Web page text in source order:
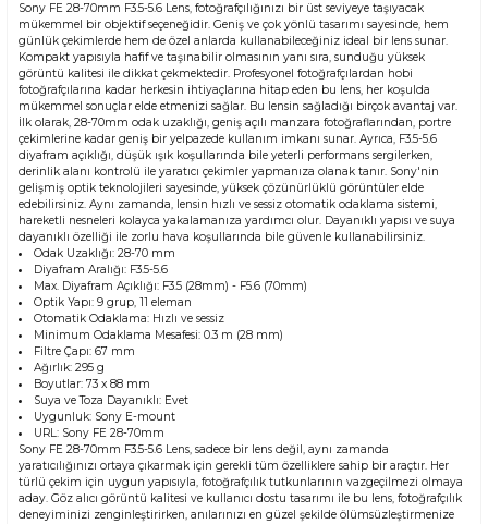
Sony FE 28-70mm F3.5-5.6 Lens, fotoğrafçılığınızı bir üst seviyeye taşıyacak
mükemmel bir objektif seçeneğidir. Geniş ve çok yönlü tasarımı sayesinde, hem
günlük çekimlerde hem de özel anlarda kullanabileceğiniz ideal bir lens sunar.
Kompakt yapısıyla hafif ve taşınabilir olmasının yanı sıra, sunduğu yüksek
görüntü kalitesi ile dikkat çekmektedir. Profesyonel fotoğrafçılardan hobi
fotoğrafçılarına kadar herkesin ihtiyaçlarına hitap eden bu lens, her koşulda
mükemmel sonuçlar elde etmenizi sağlar. Bu lensin sağladığı birçok avantaj var.
İlk olarak, 28-70mm odak uzaklığı, geniş açılı manzara fotoğraflarından, portre
çekimlerine kadar geniş bir yelpazede kullanım imkanı sunar. Ayrıca, F3.5-5.6
diyafram açıklığı, düşük ışık koşullarında bile yeterli performans sergilerken,
derinlik alanı kontrolü ile yaratıcı çekimler yapmanıza olanak tanır. Sony'nin
gelişmiş optik teknolojileri sayesinde, yüksek çözünürlüklü görüntüler elde
edebilirsiniz. Aynı zamanda, lensin hızlı ve sessiz otomatik odaklama sistemi,
hareketli nesneleri kolayca yakalamanıza yardımcı olur. Dayanıklı yapısı ve suya
dayanıklı özelliği ile zorlu hava koşullarında bile güvenle kullanabilirsiniz.
Odak Uzaklığı: 28-70 mm
Diyafram Aralığı: F3.5-5.6
Max. Diyafram Açıklığı: F3.5 (28mm) - F5.6 (70mm)
Optik Yapı: 9 grup, 11 eleman
Otomatik Odaklama: Hızlı ve sessiz
Minimum Odaklama Mesafesi: 0.3 m (28 mm)
Filtre Çapı: 67 mm
Ağırlık: 295 g
Boyutlar: 73 x 88 mm
Suya ve Toza Dayanıklı: Evet
Uygunluk: Sony E-mount
URL: Sony FE 28-70mm
Sony FE 28-70mm F3.5-5.6 Lens, sadece bir lens değil, aynı zamanda
yaratıcılığınızı ortaya çıkarmak için gerekli tüm özelliklere sahip bir araçtır. Her
türlü çekim için uygun yapısıyla, fotoğrafçılık tutkunlarının vazgeçilmezi olmaya
aday. Göz alıcı görüntü kalitesi ve kullanıcı dostu tasarımı ile bu lens, fotoğrafçılık
deneyiminizi zenginleştirirken, anılarınızı en güzel şekilde ölümsüzleştirmenize